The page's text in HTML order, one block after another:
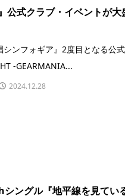
公式クラブ・イベントが大
ンフォギア』2度目となる公
-GEARMANIA...
2024.12.28
ングル『地平線を見てい